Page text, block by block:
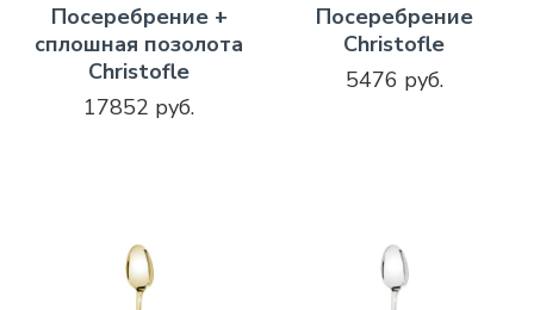
Посеребрение +
сплошная позолота
Christofle
17852 руб.
Посеребрение
Christofle
5476 руб.